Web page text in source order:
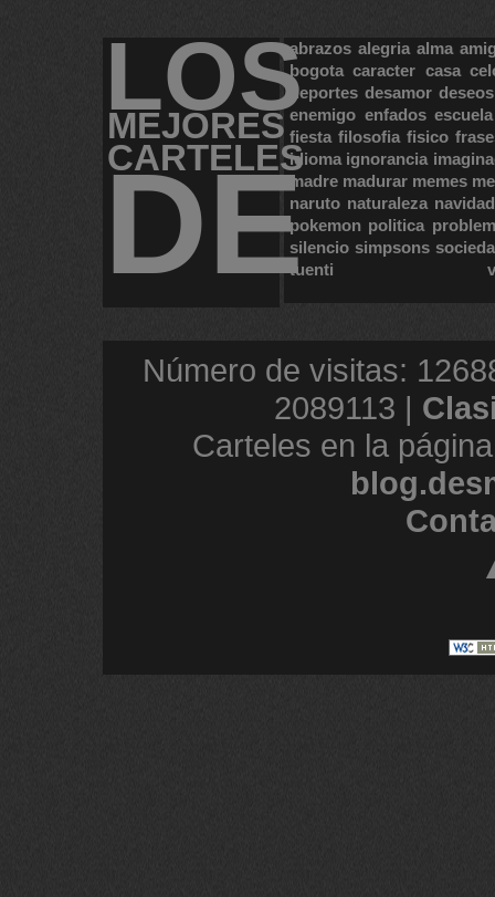
LOS
MEJORES
CARTELES
DE
abrazos alegria alma
bogota caracter casa
deportes desamor deseos
enemigo enfados escuela
fiesta filosofia fisico
idioma ignorancia
madre madurar memes
naruto naturaleza navidad
pokemon politica
silencio simpsons
tuenti
Número de visitas:
2089113 |
Carteles en la